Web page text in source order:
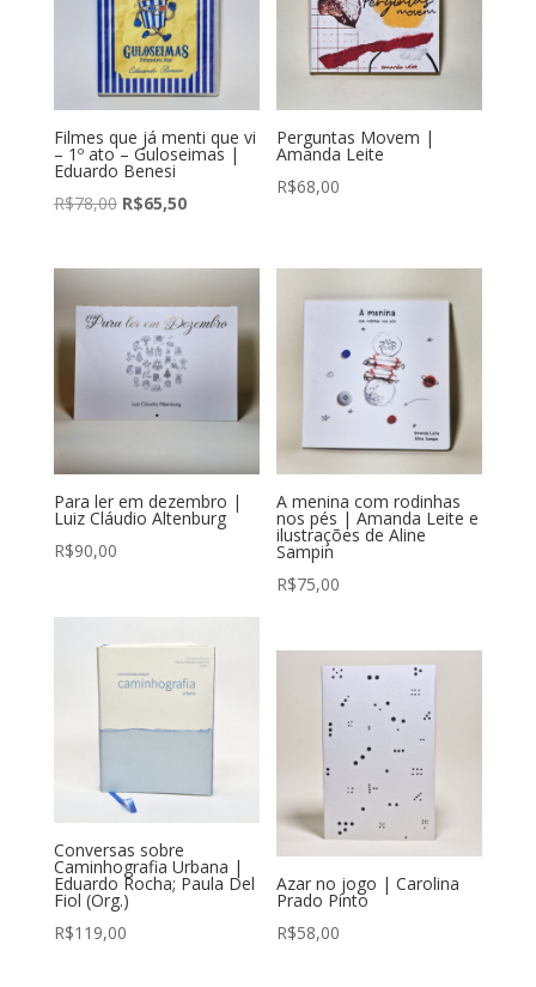
Filmes que já menti que vi
– 1º ato – Guloseimas |
Eduardo Benesi
R$78,00 O
original
R$78,00.
R$65,50O
atual
R$65,50.
Perguntas Movem |
Amanda Leite
R$68,00
Para ler em dezembro |
Luiz Cláudio Altenburg
R$90,00
A menina com rodinhas
nos pés | Amanda Leite e
ilustrações de Aline
Sampin
R$75,00
Conversas sobre
Caminhografia Urbana |
Eduardo Rocha; Paula Del
Fiol (Org.)
R$119,00
Azar no jogo | Carolina
Prado Pinto
R$58,00